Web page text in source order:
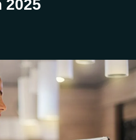
2025